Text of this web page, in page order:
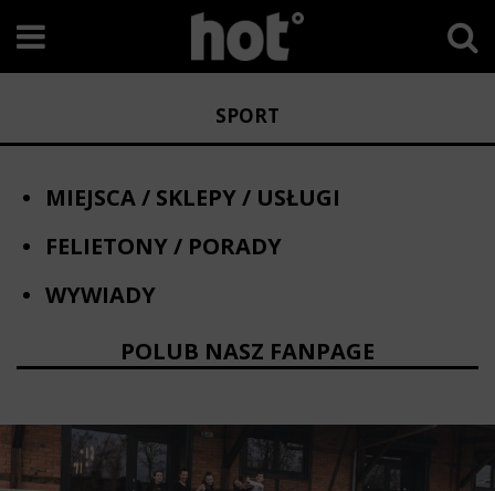
SPORT
MIEJSCA / SKLEPY / USŁUGI
FELIETONY / PORADY
WYWIADY
POLUB NASZ FANPAGE